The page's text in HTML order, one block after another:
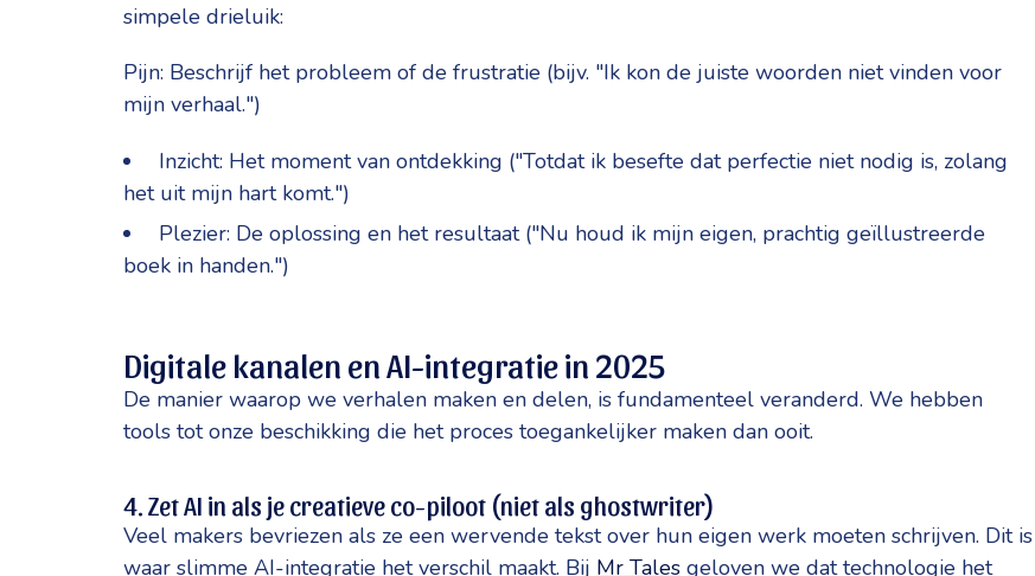
simpele drieluik:
Pijn: Beschrijf het probleem of de frustratie (bijv. "Ik kon de juiste woorden niet vinden voor
mijn verhaal.")
Inzicht: Het moment van ontdekking ("Totdat ik besefte dat perfectie niet nodig is, zolang
het uit mijn hart komt.")
Plezier: De oplossing en het resultaat ("Nu houd ik mijn eigen, prachtig geïllustreerde
boek in handen.")
Digitale kanalen en AI-integratie in 2025
De manier waarop we verhalen maken en delen, is fundamenteel veranderd. We hebben
tools tot onze beschikking die het proces toegankelijker maken dan ooit.
4. Zet AI in als je creatieve co-piloot (niet als ghostwriter)
Veel makers bevriezen als ze een wervende tekst over hun eigen werk moeten schrijven. Dit is
waar slimme AI-integratie het verschil maakt. Bij Mr Tales geloven we dat technologie het